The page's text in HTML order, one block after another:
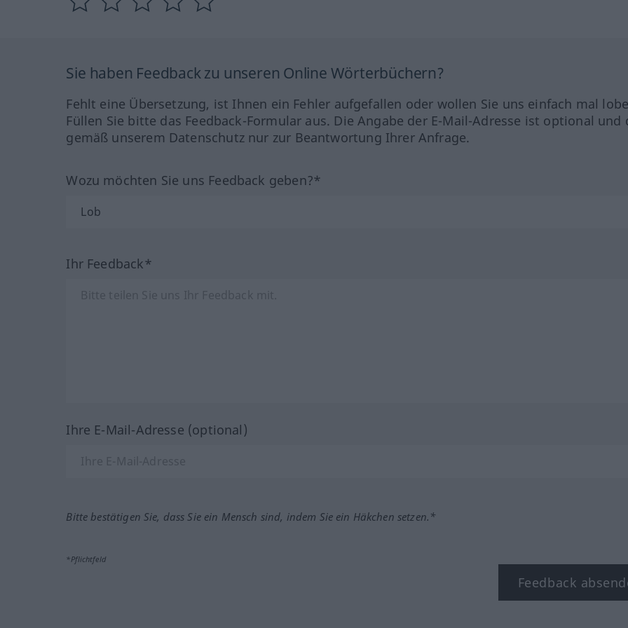
Sie haben Feedback zu unseren Online Wörterbüchern?
Fehlt eine Übersetzung, ist Ihnen ein Fehler aufgefallen oder wollen Sie uns einfach mal
Füllen Sie bitte das Feedback-Formular aus. Die Angabe der E-Mail-Adresse ist optional und
gemäß unserem Datenschutz nur zur Beantwortung Ihrer Anfrage.
Wozu möchten Sie uns Feedback geben?*
Ihr Feedback*
Ihre E-Mail-Adresse (optional)
Bitte bestätigen Sie, dass Sie ein Mensch sind, indem Sie ein Häkchen setzen.*
*Pflichtfeld
Feedback